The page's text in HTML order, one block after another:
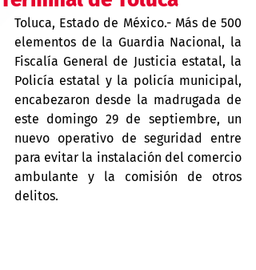
Toluca, Estado de México.- Más de 500
elementos de la Guardia Nacional, la
Fiscalía General de Justicia estatal, la
Policía estatal y la policía municipal,
encabezaron desde la madrugada de
este domingo 29 de septiembre, un
nuevo operativo de seguridad entre
para evitar la instalación del comercio
ambulante y la comisión de otros
delitos.